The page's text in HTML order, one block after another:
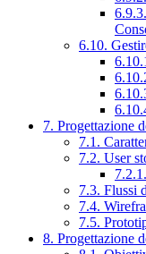
6.10.
7. Progettazione
7.1.
7.2. User
7.3. Flussi
7.4.
7.5.
8. Progettazione